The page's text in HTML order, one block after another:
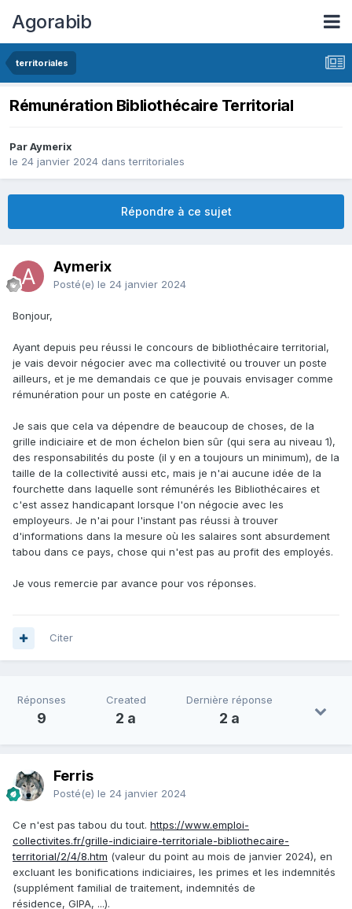
Agorabib
territoriales
Rémunération Bibliothécaire Territorial
Par Aymerix
le 24 janvier 2024 dansterritoriales
Répondre à ce sujet
Aymerix
Posté(e) le 24 janvier 2024
Bonjour,
Ayant depuis peu réussi le concours de bibliothécaire territorial,
je vais devoir négocier avec ma collectivité ou trouver un poste
ailleurs, et je me demandais ce que je pouvais envisager comme
rémunération pour un poste en catégorie A.
Je sais que cela va dépendre de beaucoup de choses, de la
grille indiciaire et de mon échelon bien sûr (qui sera au niveau 1),
des responsabilités du poste (il y en a toujours un minimum), de la
taille de la collectivité aussi etc, mais je n'ai aucune idée de la
fourchette dans laquelle sont rémunérés les Bibliothécaires et
c'est assez handicapant lorsque l'on négocie avec les
employeurs. Je n'ai pour l'instant pas réussi à trouver
d'informations dans la mesure où les salaires sont absurdement
tabou dans ce pays, chose qui n'est pas au profit des employés.
Je vous remercie par avance pour vos réponses.
Citer
Réponses
9
Created
2 a
Dernière réponse
2 a
Ferris
Posté(e) le 24 janvier 2024
Ce n'est pas tabou du tout. https://www.emploi-
collectivites.fr/grille-indiciaire-territoriale-bibliothecaire-
territorial/2/4/8.htm (valeur du point au mois de janvier 2024), en
excluant les bonifications indiciaires, les primes et les indemnités
(supplément familial de traitement, indemnités de
résidence, GIPA, ...).